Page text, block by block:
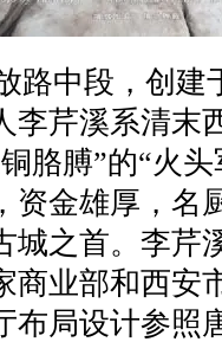
路中段，创建
李芹溪系清末
胳膊”的“火
资金雄厚，名
城之首。李芹
商业部和西安
布局设计参照